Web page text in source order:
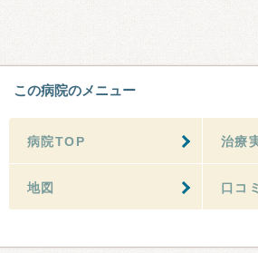
この病院のメニュー
病院TOP 治療
地図 口コミ